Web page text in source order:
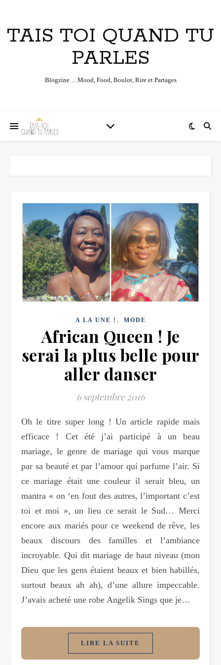
TAIS TOI QUAND TU
PARLES
Blogzine… Mood, Food, Boulot, Rire et Partages
A LA UNE ! , MODE
African Queen ! Je
serai la plus belle pour
aller danser
6 septembre 2016
Oh le titre super long ! Un article rapide mais
efficace ! Cet été j’ai participé à un beau
mariage, le genre de mariage qui vous marque
par sa beauté et par l’amour qui parfume l’air. Si
ce mariage était une couleur il serait bleu, un
mantra « on ‘en fout des autres, l’important c’est
toi et moi », un lieu ce serait le Sud… Merci
encore aux mariés pour ce weekend de rêve, les
beaux discours des familles et l’ambiance
incroyable. Qui dit mariage de haut niveau (mon
Dieu que les gens étaient beaux et bien habillés,
surtout beaux ah ah), d’une allure impeccable.
J’avais acheté une robe Angelik Sings que je…
LIRE LA SUITE